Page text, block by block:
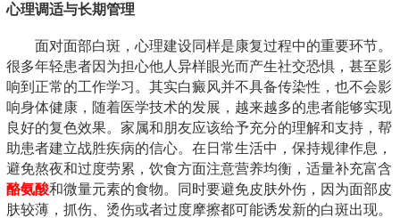
心理调适与长期管理
面对面部白斑，心理建设同样是康复过程中的重要环节。
很多年轻患者因为担心他人异样眼光而产生社交恐惧，甚至影
响到正常的工作学习。其实白癜风并不具备传染性，也不会影
响身体健康，随着医学技术的发展，越来越多的患者能够实现
良好的复色效果。家属和朋友应该给予充分的理解和支持，帮
助患者建立战胜疾病的信心。在日常生活中，保持规律作息，
避免熬夜和过度劳累，饮食方面注意营养均衡，适量补充富含
酪氨酸和微量元素的食物。同时要避免皮肤外伤，因为面部皮
肤较薄，抓伤、烫伤或者过度摩擦都可能诱发新的白斑出现。